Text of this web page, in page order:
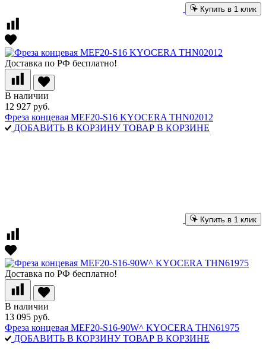
Купить в 1 клик
Доставка по РФ бесплатно!
В наличии
12 927 руб.
Фреза концевая MEF20-S16 KYOCERA THN02012
ДОБАВИТЬ В КОРЗИНУ ТОВАР В КОРЗИНЕ
Купить в 1 клик
Доставка по РФ бесплатно!
В наличии
13 095 руб.
Фреза концевая MEF20-S16-90W^ KYOCERA THN61975
ДОБАВИТЬ В КОРЗИНУ ТОВАР В КОРЗИНЕ